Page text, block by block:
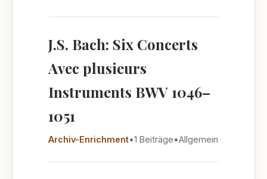
J.S. Bach: Six Concerts
Avec plusieurs
Instruments BWV 1046–
1051
Archiv-Enrichment•1 Beiträge•Allgemein